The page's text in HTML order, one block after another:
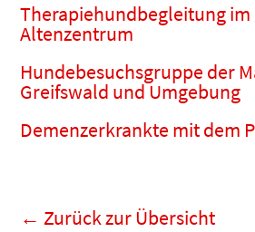
Therapiehundbegleitung im
Altenzentrum
Hundebesuchsgruppe der
Greifswald und Umgebung
Demenzerkrankte mit dem
← Zurück zur Übersicht